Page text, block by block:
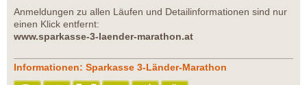
Anmeldungen zu allen Läufen und Detailinformationen sind nur
einen Klick entfernt:
www.sparkasse-3-laender-marathon.at
Informationen: Sparkasse 3-Länder-Marathon